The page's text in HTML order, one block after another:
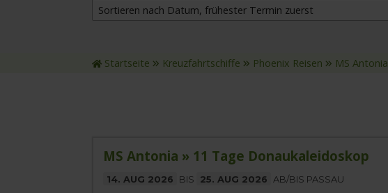
Sortieren nach Datum, frühester Termin zuerst
Startseite Kreuzfahrtschiffe Phoenix Reisen MS Antonia
MS Antonia » 11 Tage Donaukaleidoskop
14. AUG 2026 BIS 25. AUG 2026 AB/BIS PASSAU